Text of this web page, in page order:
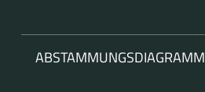
ABSTAMMUNGSDIAGRAMM